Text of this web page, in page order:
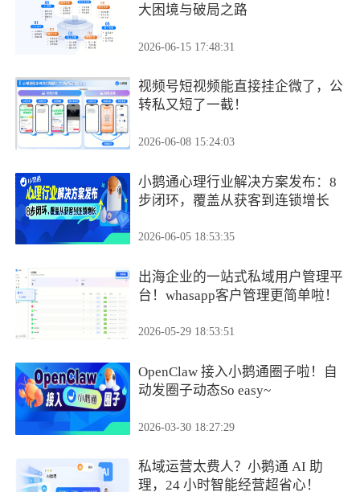
大困境与破局之路
2026-06-15 17:48:31
视频号短视频能直接挂企微了，公
转私又短了一截！
2026-06-08 15:24:03
小鹅通心理行业解决方案发布：8
步闭环，覆盖从获客到连锁增长
2026-06-05 18:53:35
出海企业的一站式私域用户管理平
台！whasapp客户管理更简单啦！
2026-05-29 18:53:51
OpenClaw 接入小鹅通圈子啦！自
动发圈子动态So easy~
2026-03-30 18:27:29
私域运营太费人？小鹅通 AI 助
理，24 小时智能经营超省心！